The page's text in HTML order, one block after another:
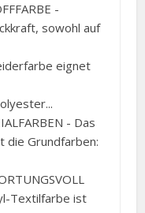
-
sowohl auf
eignet
- Das
die Grundfarben:
Textilfarbe ist